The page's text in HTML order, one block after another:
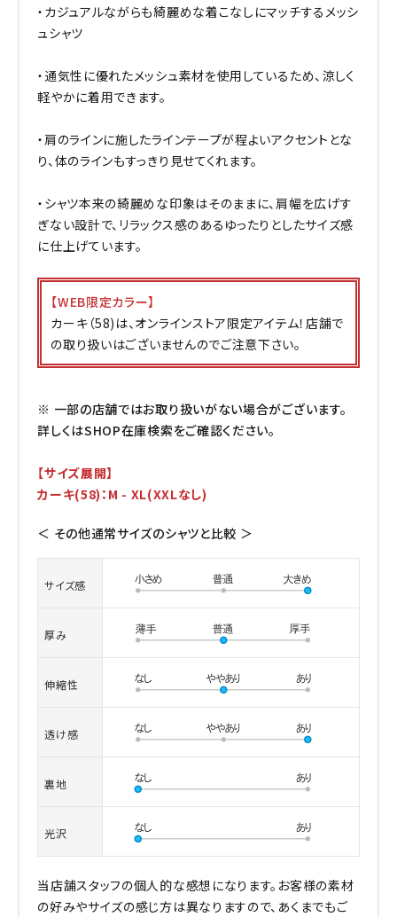
・カジュアルながらも綺麗めな着こなしにマッチするメッシ
ュシャツ
・通気性に優れたメッシュ素材を使用しているため、涼しく
軽やかに着用できます。
・肩のラインに施したラインテープが程よいアクセントとな
り、体のラインもすっきり見せてくれます。
・シャツ本来の綺麗めな印象はそのままに、肩幅を広げす
ぎない設計で、リラックス感のあるゆったりとしたサイズ感
に仕上げています。
【WEB限定カラー】
カーキ（58)は、オンラインストア限定アイテム！店舗で
の取り扱いはございませんのでご注意下さい。
※ 一部の店舗ではお取り扱いがない場合がございます。
詳しくはSHOP在庫検索をご確認ください。
【サイズ展開】
カーキ(58)：M - XL(XXLなし)
＜ その他通常サイズのシャツと比較 ＞
サイズ感
厚み
伸縮性
透け感
裏地
光沢
当店舗スタッフの個人的な感想になります。お客様の素材
の好みやサイズの感じ方は異なりますので、あくまでもご